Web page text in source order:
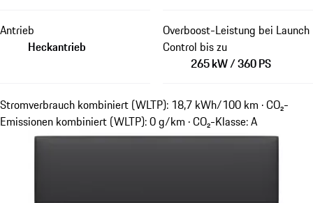
Antrieb
Heckantrieb
Overboost-Leistung bei Launch
Control bis zu
265 kW / 360 PS
Stromverbrauch kombiniert (WLTP): 18,7 kWh/100 km · CO₂-
Emissionen kombiniert (WLTP): 0 g/km · CO₂-Klasse: A